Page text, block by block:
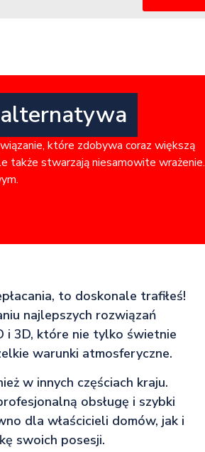
alternatywa
które zdobywa coraz większą
także stwarzają niesamowite wrażenie.
to doskonale trafiłeś!
najlepszych rozwiązań
i 3D, które nie tylko świetnie
warunki atmosferyczne.
w innych częściach kraju.
obsługę i szybki
dla właścicieli domów, jak i
swoich posesji.